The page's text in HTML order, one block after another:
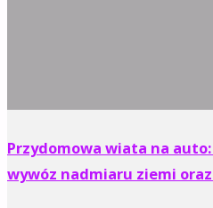
Przydomowa wiata na
wywóz nadmiaru ziemi